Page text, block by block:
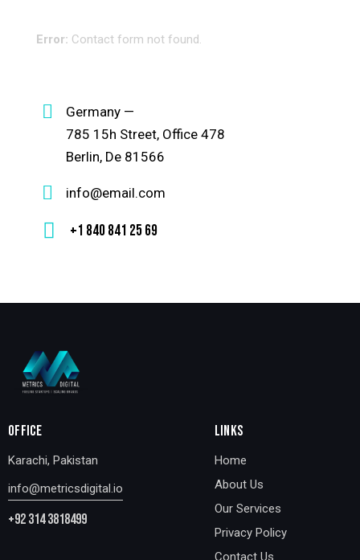
Error: Contact form not found.
Germany —
785 15h Street, Office 478
Berlin, De 81566
info@email.com
+1 840 841 25 69
OFFICE
Karachi, Pakistan
info@metricsdigital.io
+92 314 3818499
LINKS
Home
About Us
Our Services
Privacy Policy
Contact Us